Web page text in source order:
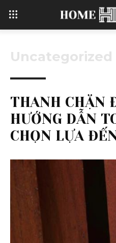
Uncategorized
THANH CHẶN
HƯỚNG DẪN
CHỌN LỰA